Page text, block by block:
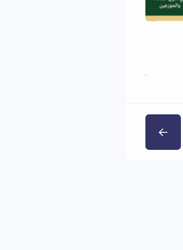
5,000,000 ر.س